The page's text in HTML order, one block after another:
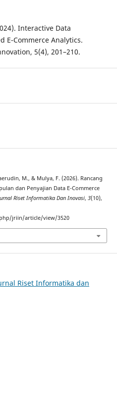
Interactive Data
E-Commerce Analytics.
5(4), 201–210.
M., & Mulya, F. (2026). Rancang
dan Penyajian Data E-Commerce
Riset Informatika Dan Inovasi, 3(10),
jriin/article/view/3520
Riset Informatika dan